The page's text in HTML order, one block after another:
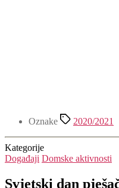
Oznake 2020/2021
Kategorije
Događaji Domske aktivnosti
Svjetski dan